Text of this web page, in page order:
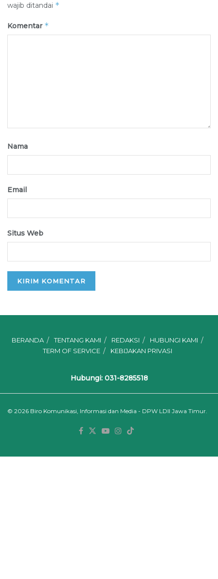
wajib ditandai *
Komentar *
Nama
Email
Situs Web
BERANDA TENTANG KAMI REDAKSI
HUBUNGI KAMI
TERM OF SERVICE
KEBIJAKAN PRIVASI
Hubungi: 031-8285518
© 2026 Biro Komunikasi, Informasi dan Media - DPW LDII Jawa Timur.